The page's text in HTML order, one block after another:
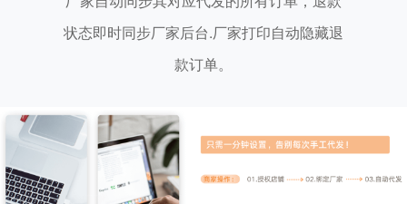
状态即时同步厂家后台.厂家打印自动隐藏退
款订单。